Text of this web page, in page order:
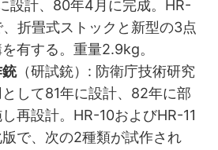
設計、80年4月に完成。HR-
折畳式ストックと新型の3点
有する。重量2.9kg。
（研試銃）: 防衛庁技術研究
して81年に設計、82年に部
再設計。HR-10およびHR-11
で、次の2種類が試作され